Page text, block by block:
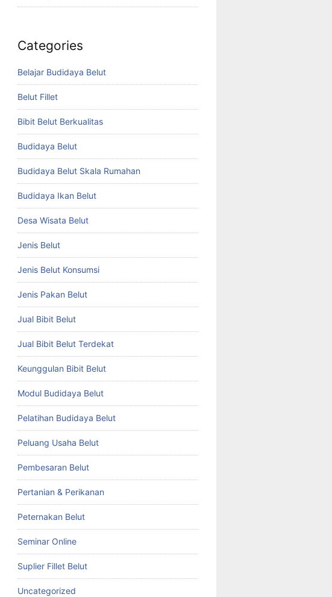
Categories
Belajar Budidaya Belut
Belut Fillet
Bibit Belut Berkualitas
Budidaya Belut
Budidaya Belut Skala Rumahan
Budidaya Ikan Belut
Desa Wisata Belut
Jenis Belut
Jenis Belut Konsumsi
Jenis Pakan Belut
Jual Bibit Belut
Jual Bibit Belut Terdekat
Keunggulan Bibit Belut
Modul Budidaya Belut
Pelatihan Budidaya Belut
Peluang Usaha Belut
Pembesaran Belut
Pertanian & Perikanan
Peternakan Belut
Seminar Online
Suplier Fillet Belut
Uncategorized